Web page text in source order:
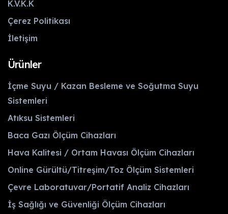
K.V.K.K
Çerez Politikası
İletişim
Ürünler
İçme Suyu / Kazan Besleme ve Soğutma Suyu
Sistemleri
Atıksu Sistemleri
Baca Gazı Ölçüm Cihazları
Hava Kalitesi / Ortam Havası Ölçüm Cihazları
Online Gürültü/Titreşim/Toz Ölçüm Sistemleri
Çevre Laboratuvar/Portatif Analiz Cihazları
İş Sağlığı ve Güvenliği Ölçüm Cihazları